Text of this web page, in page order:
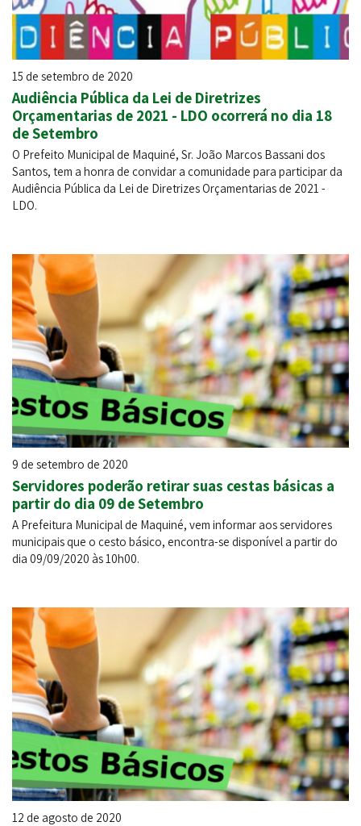
15 de setembro de 2020
Audiência Pública da Lei de Diretrizes
Orçamentarias de 2021 - LDO ocorrerá no dia 18
de Setembro
O Prefeito Municipal de Maquiné, Sr. João Marcos Bassani dos
Santos, tem a honra de convidar a comunidade para participar da
Audiência Pública da Lei de Diretrizes Orçamentarias de 2021 -
LDO.
9 de setembro de 2020
Servidores poderão retirar suas cestas básicas a
partir do dia 09 de Setembro
A Prefeitura Municipal de Maquiné, vem informar aos servidores
municipais que o cesto básico, encontra-se disponível a partir do
dia 09/09/2020 às 10h00.
12 de agosto de 2020